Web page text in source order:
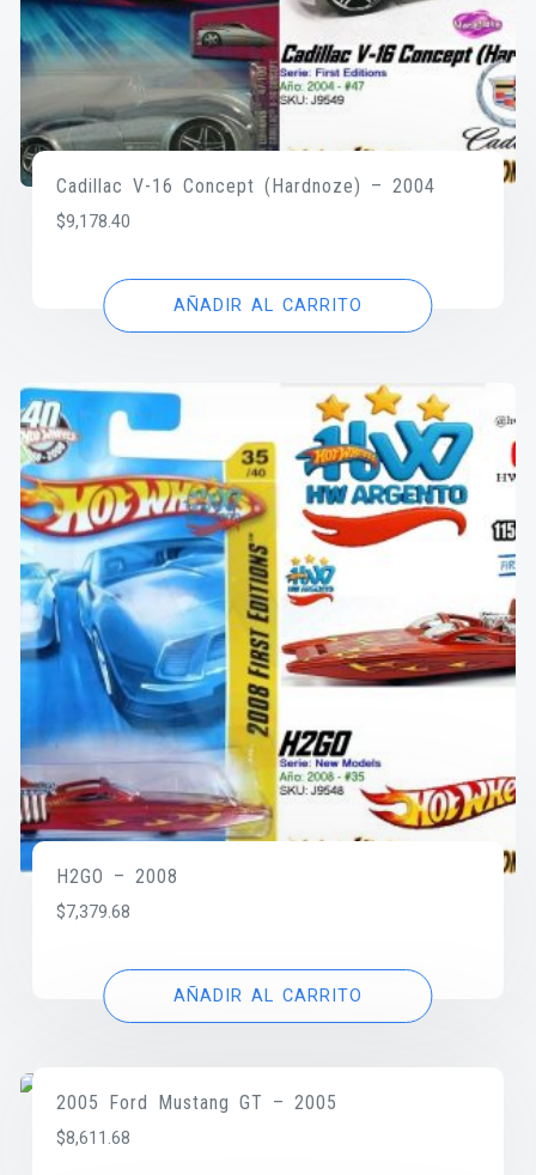
Cadillac V-16 Concept (Hardnoze) – 2004
$9,178.40
AÑADIR AL CARRITO
H2GO – 2008
$7,379.68
AÑADIR AL CARRITO
2005 Ford Mustang GT – 2005
$8,611.68